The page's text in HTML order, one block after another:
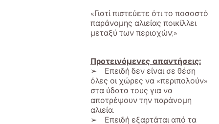
«Γιατί πιστεύετε ότι το ποσοστό
παράνομης αλιείας ποικίλλει
μεταξύ των περιοχών;»
Προτεινόμενες απαντήσεις:
➢ Επειδή δεν είναι σε θέση
όλες οι χώρες να «περιπολούν»
στα ύδατα τους για να
αποτρέψουν την παράνομη
αλιεία.
➢ Επειδή εξαρτάται από τα